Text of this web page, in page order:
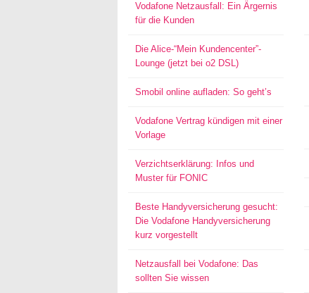
Vodafone Netzausfall: Ein Ärgernis
für die Kunden
Die Alice-“Mein Kundencenter”-
Lounge (jetzt bei o2 DSL)
Smobil online aufladen: So geht’s
Vodafone Vertrag kündigen mit einer
Vorlage
Verzichtserklärung: Infos und
Muster für FONIC
Beste Handyversicherung gesucht:
Die Vodafone Handyversicherung
kurz vorgestellt
Netzausfall bei Vodafone: Das
sollten Sie wissen